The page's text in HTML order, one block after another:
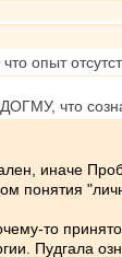
опыт
что
иначе
понятия
то
Пудгала